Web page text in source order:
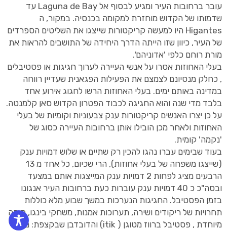
עובר ברחובות העיר ומגיע לבסוף אל Laguna de Bay עד
שדמותו של הקדוש מוחזרת למקומה בכנסיה. במקור, ה
Higantes היו למעשה קריקטורות שייצגו את השליטים הספרדים
של העיר, כיוון שזו הייתה הדרך היחידה של התושבים להראות את
מורת רוחם כלפי 'אדוניהם'.
בעלי האחוזות אסרו על אנשי העיירה לערוך חגיגות או פסטיבלים
, כחלק מנסיונם לצמצם את הפעילות הפגאנית שעדיין רווחה
במדינה באותם ימים. בעלי האחוזות הרשו לחגוג אירוע אחד
בלבד מדי שנה והוא החגיגה לכבוד הפטרון הקדוש סאן קלמנטה.
על כן יצרו האנשים קריקטורות ענק צבעוניות וקומיות של בעלי
האחוזות ולאחר מכן הובילו אותן ברחובות העיירה כסוג של
'נקמה' קומית.
בעוד שבימים עברו נהגו להכין רק שתיים או שלוש דמויות ענק
(שייצגו משפחה של בעלי אחוזות), הרי שכיום, כל אחד מ 13
הרבעים מציג לפחות 2 דמויות ענק המייצגות אותם במצעד
ובסה"כ כ 40 דמויות ענק עוברות כעת ברחובות העיר אנגונו
בזמן הפסטיבל. החגיגות הנערכות במשך שבוע מלא כוללות
תחרויות של ריקודים ושירה, תערוכות אמנות, משחקי בינגו, מיסה
מיוחדת , פסטיבל ברווז מטוגן ( itik) והדובדבן שבקצפת: מרוץ